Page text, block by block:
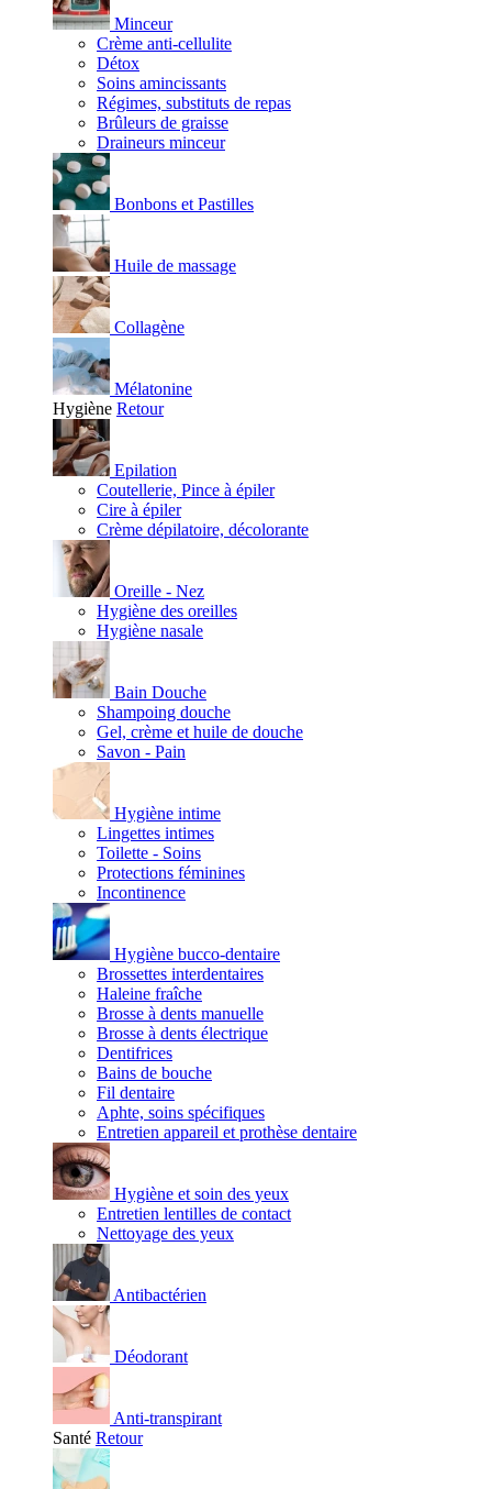
Minceur
Crème anti-cellulite
Détox
Soins amincissants
Régimes, substituts de repas
Brûleurs de graisse
Draineurs minceur
Bonbons et Pastilles
Huile de massage
Collagène
Mélatonine
Hygiène Retour
Epilation
Coutellerie, Pince à épiler
Cire à épiler
Crème dépilatoire, décolorante
Oreille - Nez
Hygiène des oreilles
Hygiène nasale
Bain Douche
Shampoing douche
Gel, crème et huile de douche
Savon - Pain
Hygiène intime
Lingettes intimes
Toilette - Soins
Protections féminines
Incontinence
Hygiène bucco-dentaire
Brossettes interdentaires
Haleine fraîche
Brosse à dents manuelle
Brosse à dents électrique
Dentifrices
Bains de bouche
Fil dentaire
Aphte, soins spécifiques
Entretien appareil et prothèse dentaire
Hygiène et soin des yeux
Entretien lentilles de contact
Nettoyage des yeux
Antibactérien
Déodorant
Anti-transpirant
Santé Retour